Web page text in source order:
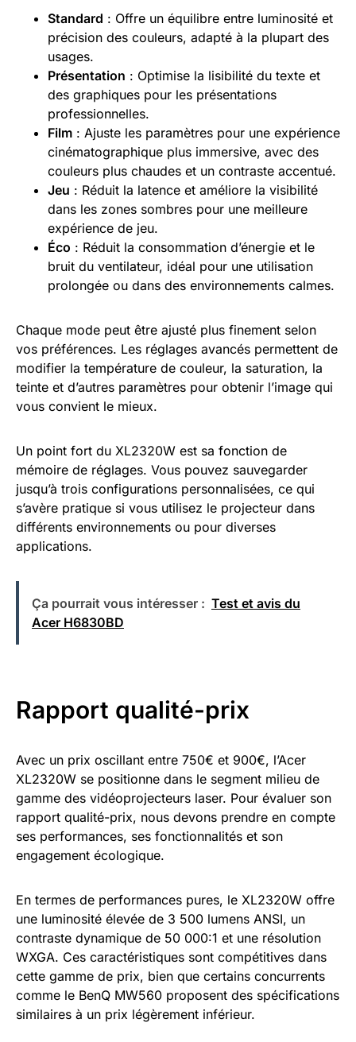
Standard : Offre un équilibre entre luminosité et
précision des couleurs, adapté à la plupart des
usages.
Présentation : Optimise la lisibilité du texte et
des graphiques pour les présentations
professionnelles.
Film : Ajuste les paramètres pour une expérience
cinématographique plus immersive, avec des
couleurs plus chaudes et un contraste accentué.
Jeu : Réduit la latence et améliore la visibilité
dans les zones sombres pour une meilleure
expérience de jeu.
Éco : Réduit la consommation d’énergie et le
bruit du ventilateur, idéal pour une utilisation
prolongée ou dans des environnements calmes.
Chaque mode peut être ajusté plus finement selon
vos préférences. Les réglages avancés permettent de
modifier la température de couleur, la saturation, la
teinte et d’autres paramètres pour obtenir l’image qui
vous convient le mieux.
Un point fort du XL2320W est sa fonction de
mémoire de réglages. Vous pouvez sauvegarder
jusqu’à trois configurations personnalisées, ce qui
s’avère pratique si vous utilisez le projecteur dans
différents environnements ou pour diverses
applications.
Ça pourrait vous intéresser : Test et avis du
Acer H6830BD
Rapport qualité-prix
Avec un prix oscillant entre 750€ et 900€, l’Acer
XL2320W se positionne dans le segment milieu de
gamme des vidéoprojecteurs laser. Pour évaluer son
rapport qualité-prix, nous devons prendre en compte
ses performances, ses fonctionnalités et son
engagement écologique.
En termes de performances pures, le XL2320W offre
une luminosité élevée de 3 500 lumens ANSI, un
contraste dynamique de 50 000:1 et une résolution
WXGA. Ces caractéristiques sont compétitives dans
cette gamme de prix, bien que certains concurrents
comme le BenQ MW560 proposent des spécifications
similaires à un prix légèrement inférieur.